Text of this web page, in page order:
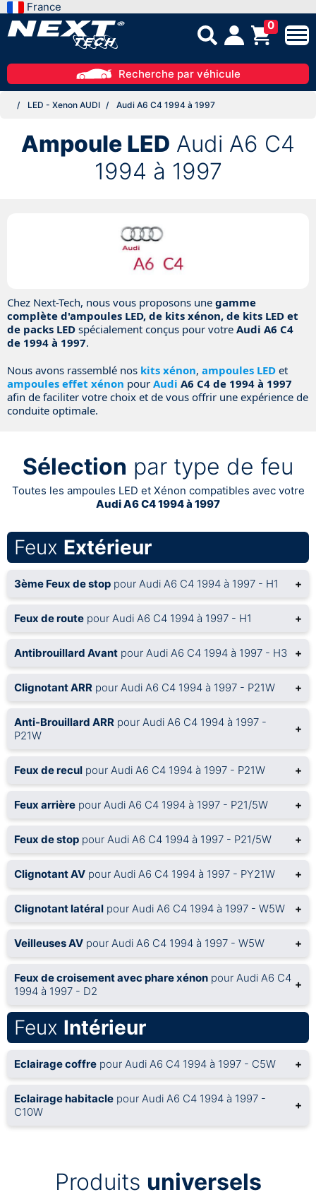
France
0
Recherche par véhicule
LED - Xenon AUDI Audi A6 C4 1994 à 1997
Ampoule LED Audi A6 C4
1994 à 1997
Chez Next-Tech, nous vous proposons une gamme
complète d'ampoules LED, de kits xénon, de kits LED et
de packs LED spécialement conçus pour votre Audi A6 C4
de 1994 à 1997.
Nous avons rassemblé nos kits xénon, ampoules LED et
ampoules effet xénon pour Audi A6 C4 de 1994 à 1997
afin de faciliter votre choix et de vous offrir une expérience de
conduite optimale.
Sélection par type de feu
Toutes les ampoules LED et Xénon compatibles avec votre
Audi A6 C4 1994 à 1997
Feux Extérieur
3ème Feux de stop pour Audi A6 C4 1994 à 1997 - H1 +
Feux de route pour Audi A6 C4 1994 à 1997 - H1 +
Antibrouillard Avant pour Audi A6 C4 1994 à 1997 - H3 +
Clignotant ARR pour Audi A6 C4 1994 à 1997 - P21W +
Anti-Brouillard ARR pour Audi A6 C4 1994 à 1997 -
P21W
+
Feux de recul pour Audi A6 C4 1994 à 1997 - P21W +
Feux arrière pour Audi A6 C4 1994 à 1997 - P21/5W +
Feux de stop pour Audi A6 C4 1994 à 1997 - P21/5W +
Clignotant AV pour Audi A6 C4 1994 à 1997 - PY21W +
Clignotant latéral pour Audi A6 C4 1994 à 1997 - W5W +
Veilleuses AV pour Audi A6 C4 1994 à 1997 - W5W +
Feux de croisement avec phare xénon pour Audi A6 C4
1994 à 1997 - D2
+
Feux Intérieur
Eclairage coffre pour Audi A6 C4 1994 à 1997 - C5W +
Eclairage habitacle pour Audi A6 C4 1994 à 1997 -
C10W
+
Produits universels